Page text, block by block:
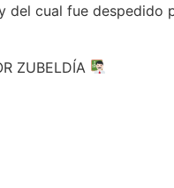
del cual fue despedido
ZUBELDÍA